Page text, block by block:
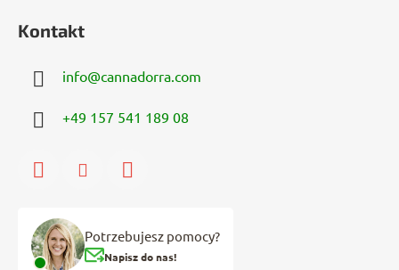
Kontakt
info@cannadorra.com
+49 157 541 189 08
Potrzebujesz pomocy?
Napisz do nas!